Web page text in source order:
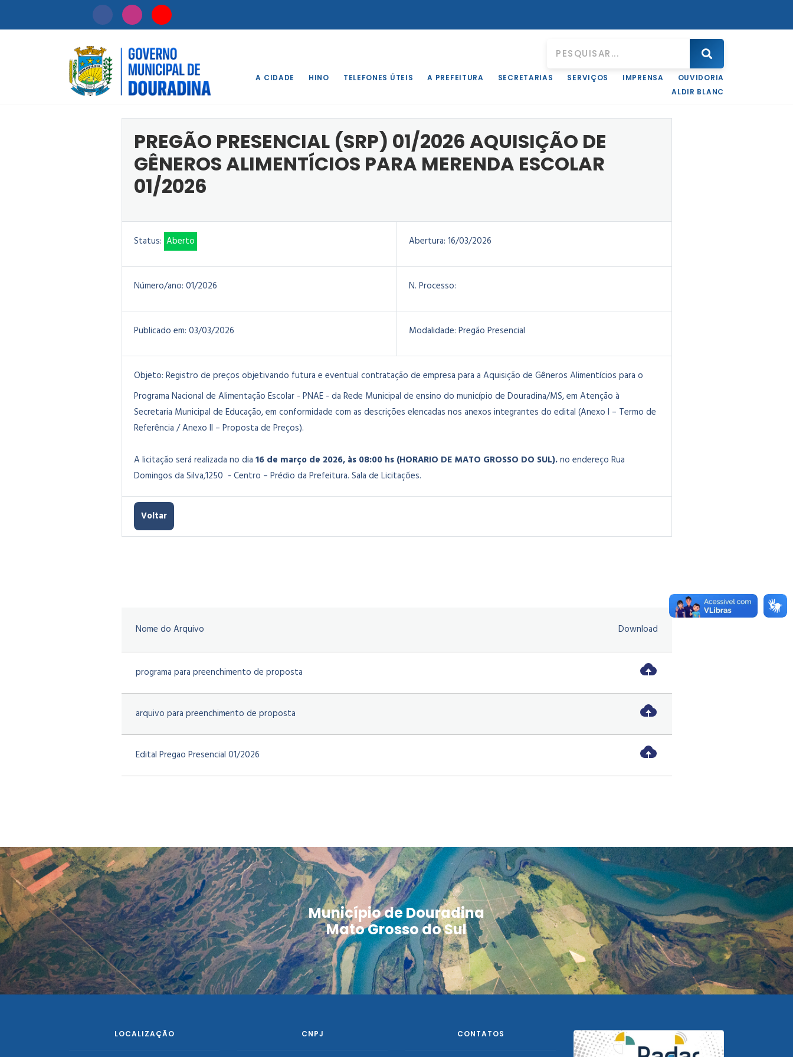
A CIDADE HINO TELEFONES ÚTEIS A PREFEITURA SECRETARIAS SERVIÇOS IMPRENSA
OUVIDORIA
ALDIR BLANC
Início PREGÃO PRESENCIAL (SRP) 01/2026 AQUISIÇÃO DE GÊNEROS ALIMENTÍCIOS PARA MERENDA ESCOLAR
PREGÃO PRESENCIAL (SRP) 01/2026 AQUISIÇÃO DE
GÊNEROS ALIMENTÍCIOS PARA MERENDA ESCOLAR
01/2026
Status: Aberto Abertura: 16/03/2026
Número/ano: 01/2026 N. Processo:
Publicado em: 03/03/2026 Modalidade: Pregão Presencial
Objeto: Registro de preços objetivando futura e eventual contratação de empresa para a Aquisição de Gêneros Alimentícios para o
Programa Nacional de Alimentação Escolar - PNAE - da Rede Municipal de ensino do município de Douradina/MS, em Atenção à
Secretaria Municipal de Educação, em conformidade com as descrições elencadas nos anexos integrantes do edital (Anexo I – Termo de
Referência / Anexo II – Proposta de Preços).
A licitação será realizada no dia 16 de março de 2026, às 08:00 hs (HORARIO DE MATO GROSSO DO SUL).no endereço Rua
Domingos da Silva,1250 - Centro – Prédio da Prefeitura. Sala de Licitações.
Voltar
Nome do Arquivo Download
programa para preenchimento de proposta
arquivo para preenchimento de proposta
Edital Pregao Presencial 01/2026
Município de Douradina
Mato Grosso do Sul
LOCALIZAÇÃO CNPJ CONTATOS